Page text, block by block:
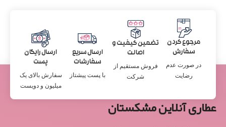
مرجوع کردن
سفارش
در صورت عدم
رضایت
تضمین کیفیت و
اصالت
فروش مستقیم از
شرکت
ارسال سریع
سفارشات
با پست پیشتاز
ارسال رایگان
پست
سفارش بالای یک
میلیون و دویست
عطاری آنلاین مشکستان